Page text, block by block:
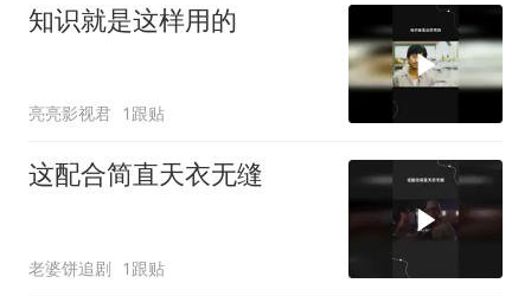
知识就是这样用的
亮亮影视君 1跟贴
这配合简直天衣无缝
老婆饼追剧 1跟贴